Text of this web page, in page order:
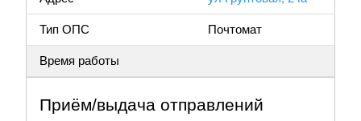
Тип ОПС Почтомат
Время работы
Приём/выдача отправлений